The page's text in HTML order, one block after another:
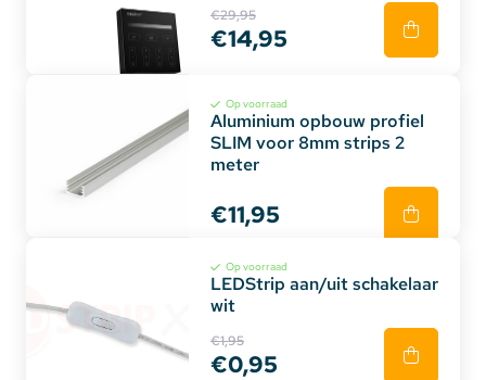
€29,95
€14,95
Op voorraad
Aluminium opbouw profiel
SLIM voor 8mm strips 2
meter
€11,95
Op voorraad
LEDStrip aan/uit schakelaar
wit
€1,95
€0,95